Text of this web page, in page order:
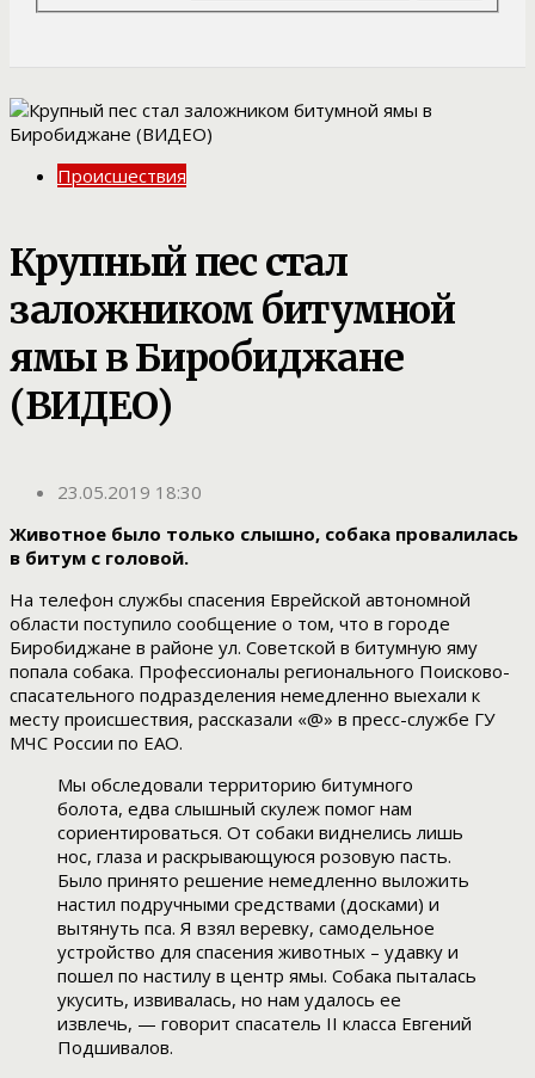
Происшествия
Крупный пес стал
заложником битумной
ямы в Биробиджане
(ВИДЕО)
23.05.2019 18:30
Животное было только слышно, собака провалилась
в битум с головой.
На телефон службы спасения Еврейской автономной
области поступило сообщение о том, что в городе
Биробиджане в районе ул. Советской в битумную яму
попала собака. Профессионалы регионального Поисково-
спасательного подразделения немедленно выехали к
месту происшествия, рассказали «@» в пресс-службе ГУ
МЧС России по ЕАО.
Мы обследовали территорию битумного
болота, едва слышный скулеж помог нам
сориентироваться. От собаки виднелись лишь
нос, глаза и раскрывающуюся розовую пасть.
Было принято решение немедленно выложить
настил подручными средствами (досками) и
вытянуть пса. Я взял веревку, самодельное
устройство для спасения животных – удавку и
пошел по настилу в центр ямы. Собака пыталась
укусить, извивалась, но нам удалось ее
извлечь, — говорит спасатель II класса Евгений
Подшивалов.